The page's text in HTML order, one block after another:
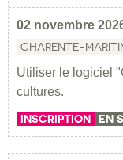
02 novembre
CHARENTE-
Utiliser le logiciel
cultures.
INSCRIPTION EN